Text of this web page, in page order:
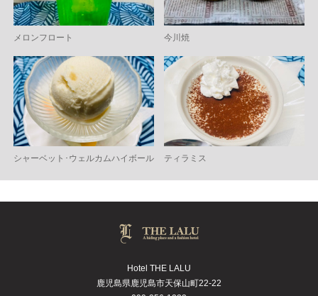
メロンフロート 今川焼
シャーベット･ウェルカムハイボール ティラミス
Hotel THE LALU
鹿児島県鹿児島市天保山町22-22